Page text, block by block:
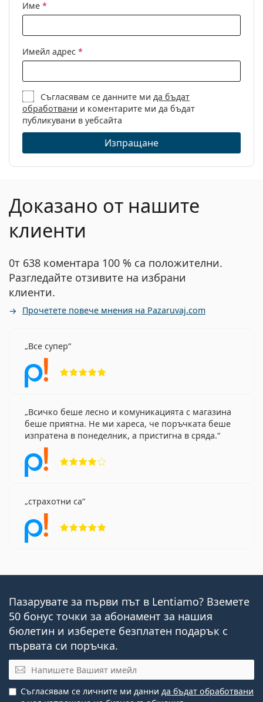
Аксесоари
Кутия:
Да
Не
Други
Пол:
Дамски
Категория:
Mexx
Код:
2796 100 21 50
Име *
Имейл адрес *
Съгласявам се данните ми да бъдат
обработвани и коментарите ми да бъдат
публикувани в уебсайта
Изпращане
Доказано от нашите
клиенти
0т 638 коментара 100 % са положителни.
Разгледайте отзивите на избрани
клиенти.
Прочетете повече мнения на Pazaruvaj.com
Все супер
Всичко беше лесно и комуникацията с магазина
беше приятна. Не ми хареса, че поръчката беше
изпратена в понеделник, а пристигна в сряда.
страхотни са
Пазарувате за първи път в Lentiamo? Вземете
50 бонус точки за абонамент за нашия
бюлетин и изберете безплатен подарък с
първата си поръчка.
Имейл
Съгласявам се личните ми данни да бъдат обработвани